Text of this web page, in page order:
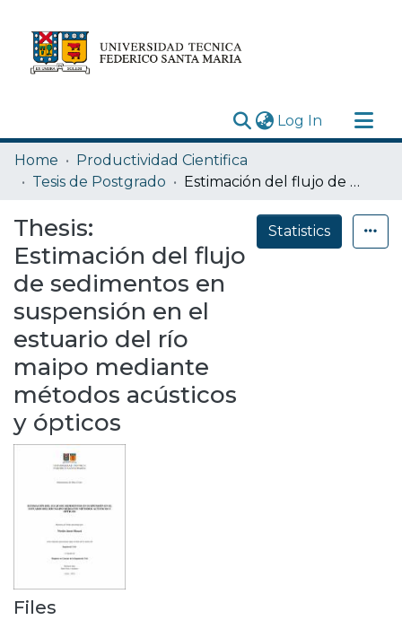
Log In (current)
Research Outputs
Statistics
Depósito
Home
Productividad Cientifica
Tesis de Postgrado
Estimación del flujo de sedimentos en suspensión en el estuario del río maipo mediante métodos acústicos y ópticos
Thesis:
Estimación del flujo
de sedimentos en
suspensión en el
estuario del río
maipo mediante
métodos acústicos
y ópticos
Statistics
Files